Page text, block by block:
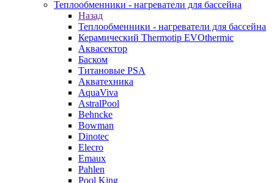
Теплообменники - нагреватели для бассейна
Назад
Теплообменники - нагреватели для бассейна
Керамический Thermotip EVOthermic
Аквасектор
Баском
Титановые PSA
Акватехника
AquaViva
AstralPool
Behncke
Bowman
Dinotec
Elecro
Emaux
Pahlen
Pool King